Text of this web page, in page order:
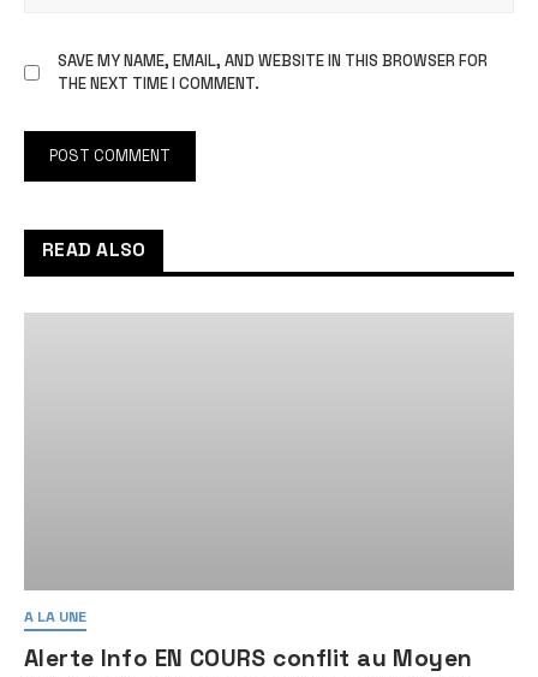
SAVE MY NAME, EMAIL, AND WEBSITE IN THIS BROWSER FOR
THE NEXT TIME I COMMENT.
READ ALSO
A LA UNE
Alerte Info EN COURS conflit au Moyen